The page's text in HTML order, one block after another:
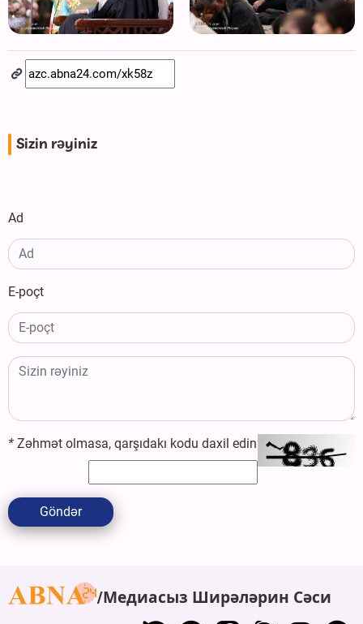
Sizin rəyiniz
Ad
E-poçt
* Zəhmət olmasa, qarşıdakı kodu daxil edin
Göndər
Медиасыз Ширәләрин Сәси